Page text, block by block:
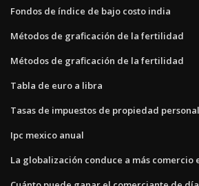
Fondos de índice de bajo costo india
Métodos de graficación de la fertilidad
Métodos de graficación de la fertilidad
Tabla de euro a libra
Tasas de impuestos de propiedad
Ipc mexico anual
La globalización conduce a más comercio